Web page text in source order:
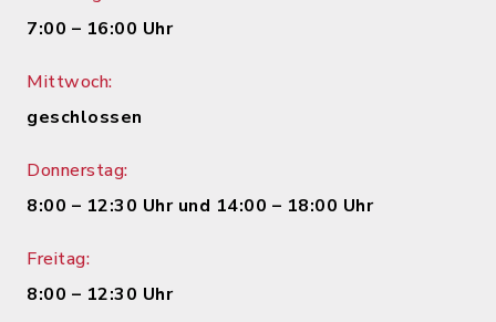
7:00 – 16:00 Uhr
Mittwoch:
geschlossen
Donnerstag:
8:00 – 12:30 Uhr und 14:00 – 18:00 Uhr
Freitag:
8:00 – 12:30 Uhr